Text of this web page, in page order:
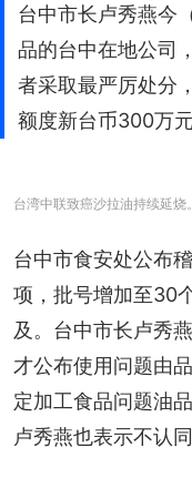
台中市长卢秀燕今
品的台中在地公司
者采取最严厉处分
额度新台币300万
台湾中联致癌沙拉油持续延烧
台中市食安处公布
项，批号增加至30
及。台中市长卢秀
才公布使用问题由
定加工食品问题油
卢秀燕也表示不认